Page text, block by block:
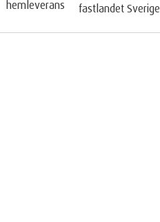
fastlandet Sverige